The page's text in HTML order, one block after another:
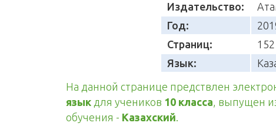
Издательство:
Год:
Страниц:
152
Язык:
На данной странице предствлен
язык для учеников 10 класса, выпущен
обучения - Казахский.